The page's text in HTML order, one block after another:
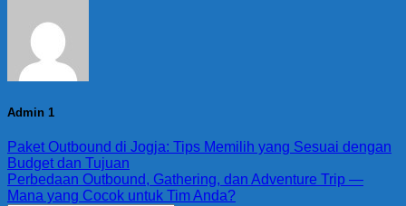
Admin 1
Paket Outbound di Jogja: Tips Memilih yang Sesuai dengan
Budget dan Tujuan
Perbedaan Outbound, Gathering, dan Adventure Trip —
Mana yang Cocok untuk Tim Anda?